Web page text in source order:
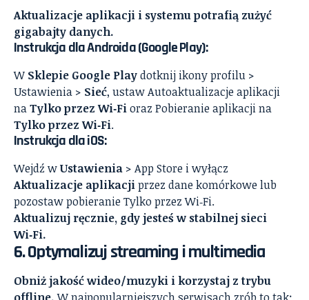
Aktualizacje aplikacji i systemu potrafią zużyć
gigabajty danych.
Instrukcja dla Androida (Google Play):
W Sklepie Google Playdotknij ikony profilu >
Ustawienia > Sieć, ustaw Autoaktualizacje aplikacji
naTylko przez Wi‑Fioraz Pobieranie aplikacji na
Tylko przez Wi‑Fi.
Instrukcja dla iOS:
Wejdź wUstawienia > App Store i wyłącz
Aktualizacje aplikacjiprzez dane komórkowe lub
pozostaw pobieranie Tylko przez Wi‑Fi.
Aktualizuj ręcznie, gdy jesteś w stabilnej sieci
Wi‑Fi.
6. Optymalizuj streaming i multimedia
Obniż jakość wideo/muzyki i korzystaj z trybu